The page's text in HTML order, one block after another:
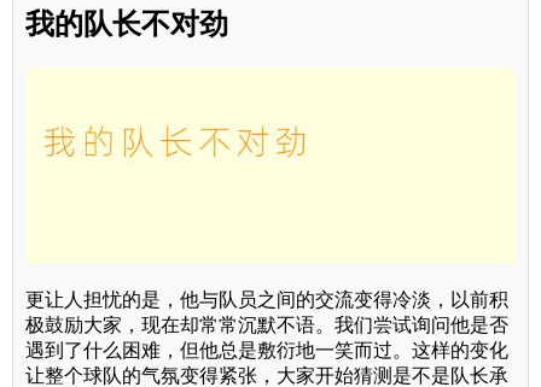
我的队长不对劲
更让人担忧的是，他与队员之间的交流变得冷淡，以前积
极鼓励大家，现在却常常沉默不语。我们尝试询问他是否
遇到了什么困难，但他总是敷衍地一笑而过。这样的变化
让整个球队的气氛变得紧张，大家开始猜测是不是队长承